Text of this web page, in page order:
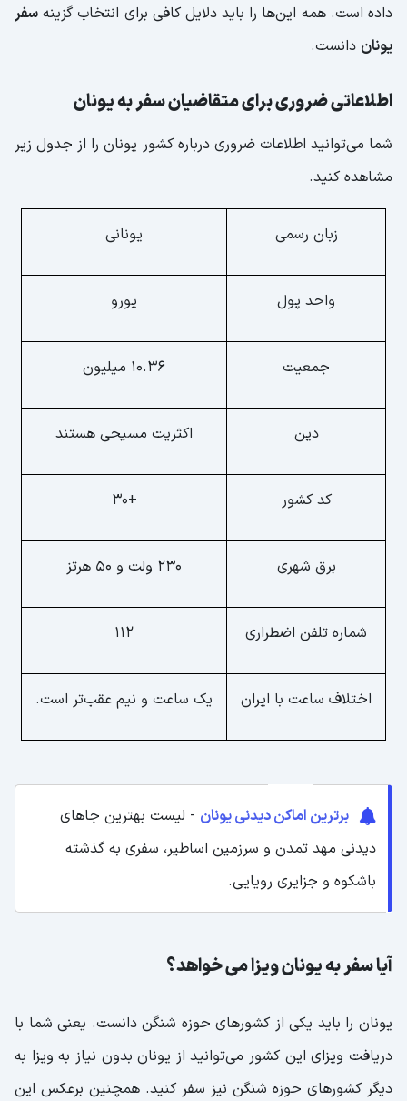
داده است. همه این‌ها را باید دلایل کافی برای انتخاب گزینه سفر
یونان دانست.
اطلاعاتی ضروری برای متقاضیان سفر به یونان
شما می‌توانید اطلاعات ضروری درباره کشور یونان را از جدول زیر
مشاهده کنید.
زبان رسمی یونانی
واحد پول یورو
جمعیت 10.36 میلیون
دین اکثریت مسیحی هستند
کد کشور +30
برق شهری ۲۳۰ ولت و ۵۰ هرتز
شماره تلفن اضطراری 112
اختلاف ساعت با ایران یک ساعت و نیم عقب‌تر است.
برترین اماکن دیدنی یونان - لیست بهترین جاهای
دیدنی مهد تمدن و سرزمین اساطیر، سفری به گذشته
باشکوه و جزایری رویایی.
آیا سفر به یونان ویزا می خواهد؟
یونان را باید یکی از کشورهای حوزه شنگن دانست. یعنی شما با
دریافت ویزای این کشور می‌توانید از یونان بدون نیاز به ویزا به
دیگر کشورهای حوزه شنگن نیز سفر کنید. همچنین برعکس این